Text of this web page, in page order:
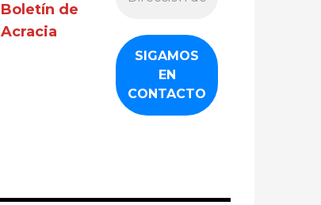
Boletín de
Acracia